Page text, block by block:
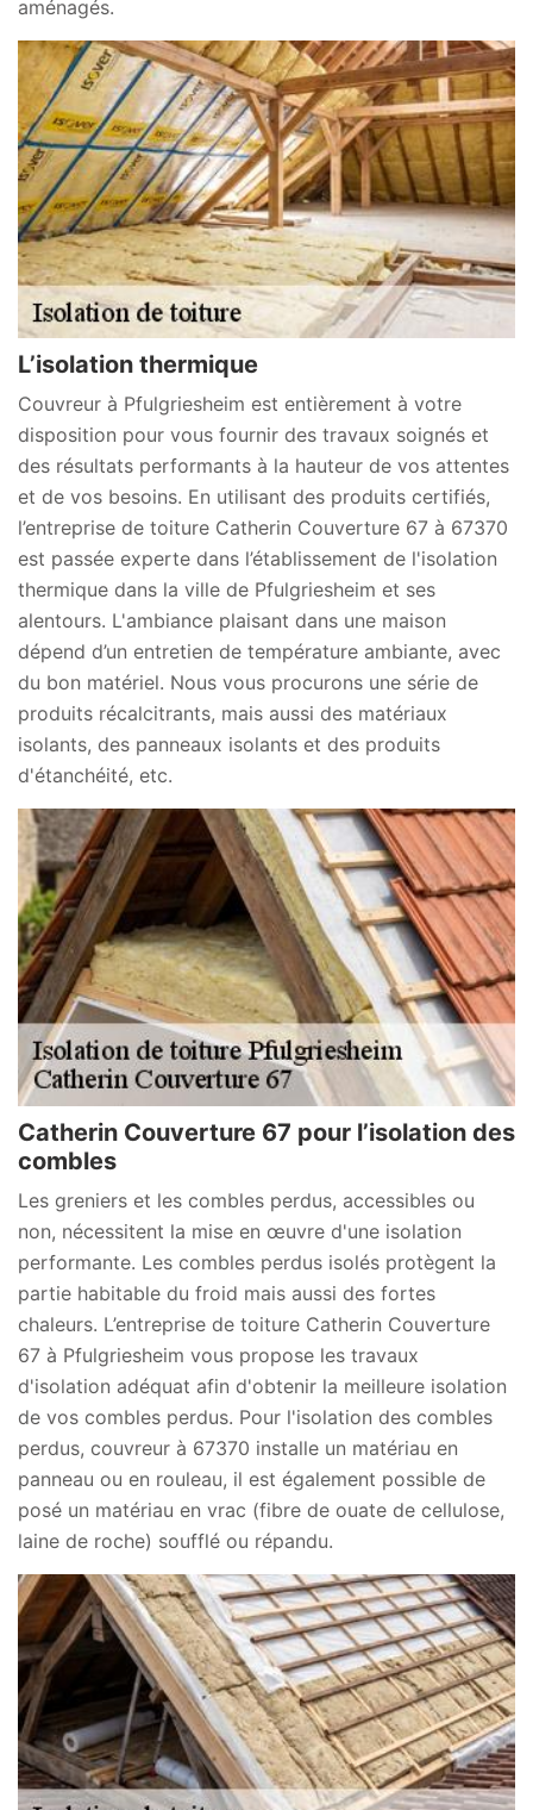
aménagés.
L’isolation thermique
Couvreur à Pfulgriesheim est entièrement à votre
disposition pour vous fournir des travaux soignés et
des résultats performants à la hauteur de vos attentes
et de vos besoins. En utilisant des produits certifiés,
l’entreprise de toiture Catherin Couverture 67 à 67370
est passée experte dans l’établissement de l'isolation
thermique dans la ville de Pfulgriesheim et ses
alentours. L'ambiance plaisant dans une maison
dépend d’un entretien de température ambiante, avec
du bon matériel. Nous vous procurons une série de
produits récalcitrants, mais aussi des matériaux
isolants, des panneaux isolants et des produits
d'étanchéité, etc.
Catherin Couverture 67 pour l’isolation des
combles
Les greniers et les combles perdus, accessibles ou
non, nécessitent la mise en œuvre d'une isolation
performante. Les combles perdus isolés protègent la
partie habitable du froid mais aussi des fortes
chaleurs. L’entreprise de toiture Catherin Couverture
67 à Pfulgriesheim vous propose les travaux
d'isolation adéquat afin d'obtenir la meilleure isolation
de vos combles perdus. Pour l'isolation des combles
perdus, couvreur à 67370 installe un matériau en
panneau ou en rouleau, il est également possible de
posé un matériau en vrac (fibre de ouate de cellulose,
laine de roche) soufflé ou répandu.